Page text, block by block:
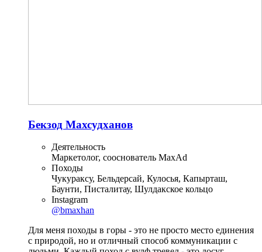
Бекзод Махсудханов
Деятельность
Маркетолог, сооснователь MaxAd
Походы
Чукураксу, Бельдерсай, Кулосья, Капырташ,
Баунти, Писталитау, Шулдакское кольцо
Instagram
@bmaxhan
Для меня походы в горы - это не просто место единения
с природой, но и отличный способ коммуникации с